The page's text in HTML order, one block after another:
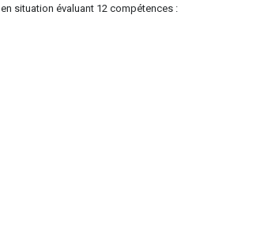
situation évaluant 12 compétences :